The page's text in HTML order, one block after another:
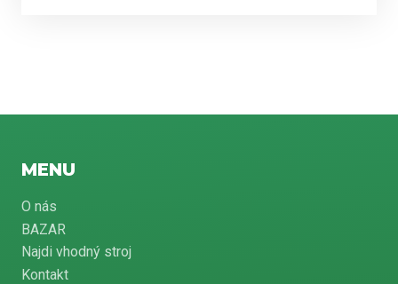
MENU
O nás
BAZAR
Najdi vhodný stroj
Kontakt